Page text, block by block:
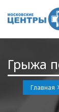
Грыжа
Главная